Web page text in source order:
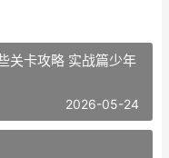
关卡攻略 实战篇少年
2026-05-24